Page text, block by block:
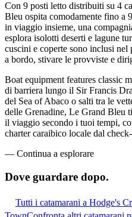
Con 9 posti letto distribuiti su 4
Bleu ospita comodamente fino
in viaggio insieme, una
esplora isolotti deserti e lagune
cuscini e coperte sono inclusi nel
a bordo, stivare le provviste e
Boat equipment features classic
di barriera lungo il Sir Francis
del Sea of Abaco o salti tra le
delle Grenadine, Le Grand Bleu
il viaggio secondo i tuoi tempi,
charter caraibico locale dal
— Continua a esplorare
Dove guardare dopo.
Tutti i catamarani a Hodge's